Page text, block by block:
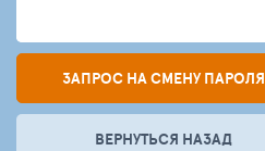
ЗАПРОС НА СМЕНУ ПАРОЛЯ
ВЕРНУТЬСЯ НАЗАД